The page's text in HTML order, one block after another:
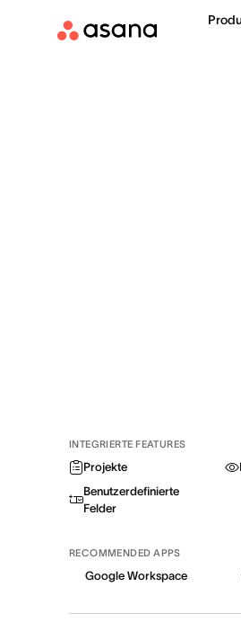
INTEGRIERTE FEATURES
Projekte
Benutzerdefinierte
Felder
RECOMMENDED APPS
Google Workspace